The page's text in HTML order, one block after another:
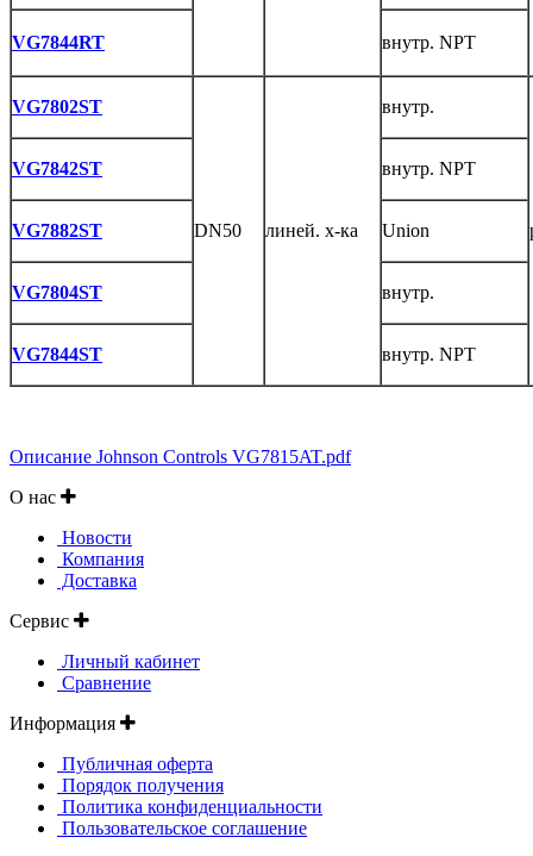
VG7844RT внутр. NPT
VG7802ST
DN50 линей. х-ка
внутр.
VG7842ST внутр. NPT
VG7882ST Union
VG7804ST внутр.
VG7844ST внутр. NPT
Описание Johnson Controls VG7815AT.pdf
О нас
Новости
Компания
Доставка
Сервис
Личный кабинет
Сравнение
Информация
Публичная оферта
Порядок получения
Политика конфиденциальности
Пользовательское соглашение